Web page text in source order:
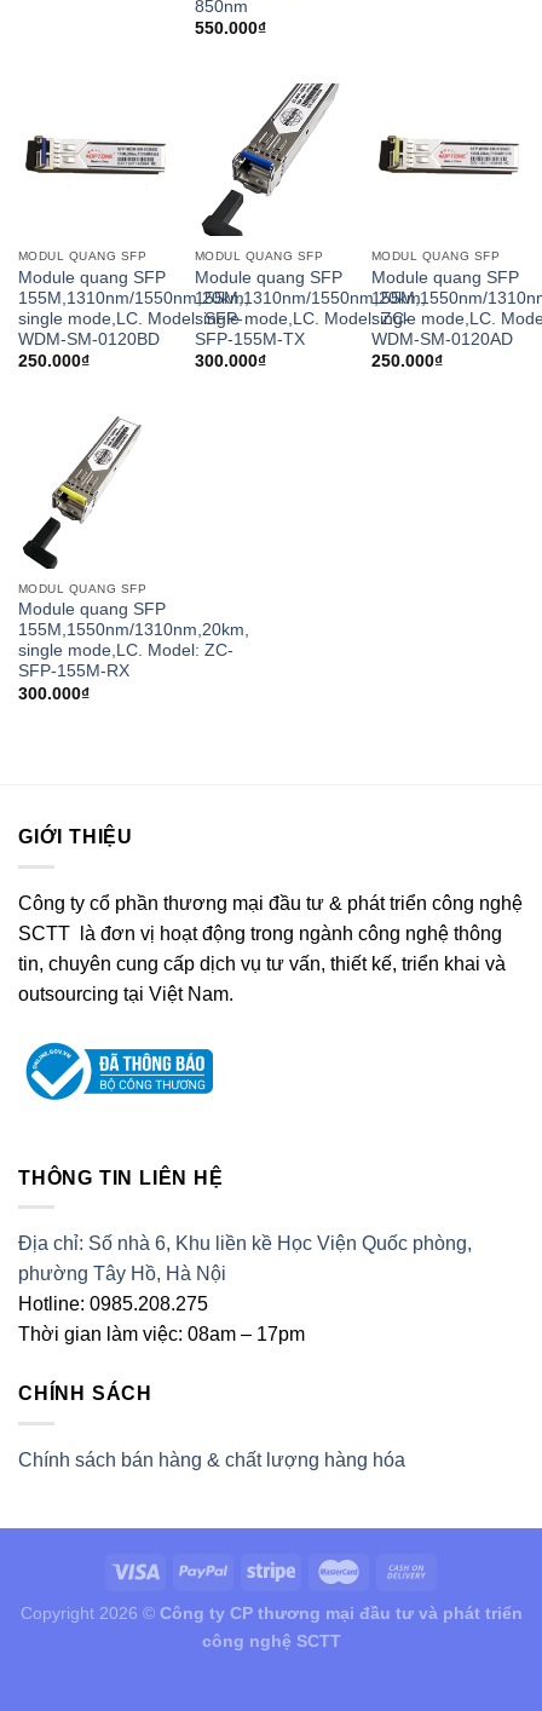
850nm
550.000₫
MODUL QUANG SFP
Module quang SFP
155M,1310nm/1550nm,20km,
single mode,LC. Model: SFP-
WDM-SM-0120BD
250.000₫
MODUL QUANG SFP
Module quang SFP
155M,1310nm/1550nm,20km,
single mode,LC. Model: ZC-
SFP-155M-TX
300.000₫
MODUL QUANG SFP
Module quang SFP
155M,1550nm/
single mode,LC.
WDM-SM-0120AD
250.000₫
MODUL QUANG SFP
Module quang SFP
155M,1550nm/1310nm,20km,
single mode,LC. Model: ZC-
SFP-155M-RX
300.000₫
GIỚI THIỆU
Công ty cổ phần thương mại đầu tư & phát triển công nghệ
SCTT là đơn vị hoạt động trong ngành công nghệ thông
tin, chuyên cung cấp dịch vụ tư vấn, thiết kế, triển khai và
outsourcing tại Việt Nam.
THÔNG TIN LIÊN HỆ
Địa chỉ: Số nhà 6, Khu liền kề Học Viện Quốc phòng,
phường Tây Hồ, Hà Nội
Hotline: 0985.208.275
Thời gian làm việc: 08am – 17pm
CHÍNH SÁCH
Chính sách bán hàng & chất lượng hàng hóa
Copyright 2026 © Công ty CP thương mại đầu tư và phát triển
công nghệ SCTT